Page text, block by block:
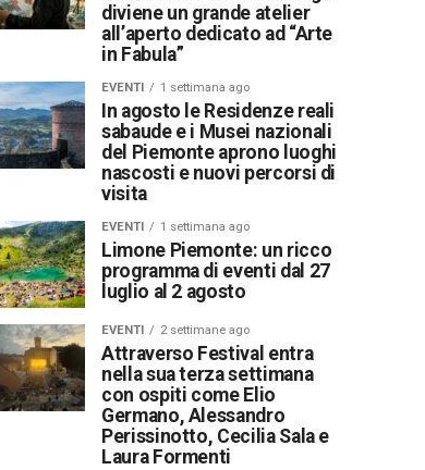
diviene un grande atelier
all’aperto dedicato ad “Arte
in Fabula”
EVENTI 1 settimana ago
In agosto le Residenze reali
sabaude e i Musei nazionali
del Piemonte aprono luoghi
nascosti e nuovi percorsi di
visita
EVENTI 1 settimana ago
Limone Piemonte: un ricco
programma di eventi dal 27
luglio al 2 agosto
EVENTI 2 settimane ago
Attraverso Festival entra
nella sua terza settimana
con ospiti come Elio
Germano, Alessandro
Perissinotto, Cecilia Sala e
Laura Formenti